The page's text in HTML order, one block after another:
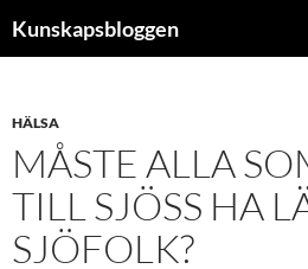
tillKunskapsbloggen
HÄLSA
MÅSTE ALLA
TILL SJÖSS HA
SJÖFOLK?